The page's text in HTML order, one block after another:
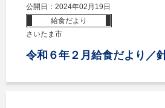
公開日：2024年02月19日
給食だより
さいたま市
令和６年２月給食だより／